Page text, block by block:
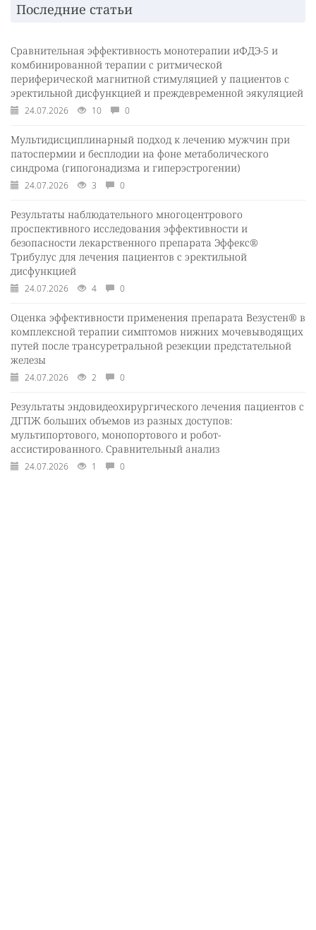
Последние статьи
Сравнительная эффективность монотерапии иФДЭ-5 и
комбинированной терапии с ритмической
периферической магнитной стимуляцией у пациентов с
эректильной дисфункцией и преждевременной эякуляцией
24.07.2026 10 0
Мультидисциплинарный подход к лечению мужчин при
патоспермии и бесплодии на фоне метаболического
синдрома (гипогонадизма и гиперэстрогении)
24.07.2026 3 0
Результаты наблюдательного многоцентрового
проспективного исследования эффективности и
безопасности лекарственного препарата Эффекс®
Трибулус для лечения пациентов с эректильной
дисфункцией
24.07.2026 4 0
Оценка эффективности применения препарата Везустен® в
комплексной терапии симптомов нижних мочевыводящих
путей после трансуретральной резекции предстательной
железы
24.07.2026 2 0
Результаты эндовидеохирургического лечения пациентов с
ДГПЖ больших объемов из разных доступов:
мультипортового, монопортового и робот-
ассистированного. Сравнительный анализ
24.07.2026 1 0